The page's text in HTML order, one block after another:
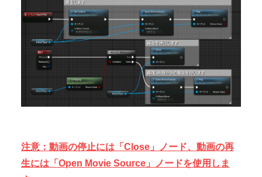
注意：動画の停止には「Close」ノード、動画の再
生には「Open Movie Source」ノードを使用しま